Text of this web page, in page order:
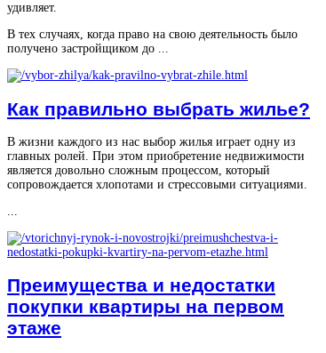
удивляет.
В тех случаях, когда право на свою деятельность было
получено застройщиком до ...
Как правильно выбрать жилье?
В жизни каждого из нас выбор жилья играет одну из
главных ролей. При этом приобретение недвижимости
является довольно сложным процессом, который
сопровождается хлопотами и стрессовыми ситуациями.
...
Преимущества и недостатки
покупки квартиры на первом
этаже